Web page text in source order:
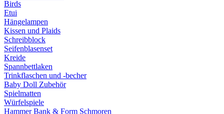
Birds
Etui
Hängelampen
Kissen und Plaids
Schreibblock
Seifenblasenset
Kreide
Spannbettlaken
Trinkflaschen und -becher
Baby Doll Zubehör
Spielmatten
Würfelspiele
Hammer Bank & Form Schmoren